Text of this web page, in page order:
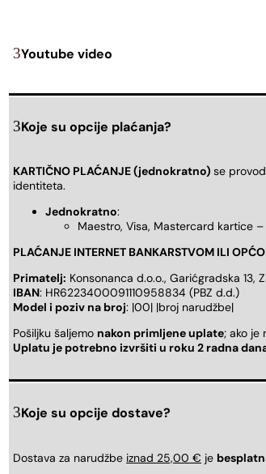
Youtube video
Koje su opcije plaćanja?
KARTIČNO PLAĆANJE (jednokratno) se
identiteta.
Jednokratno:
Maestro, Visa, Mastercard kartice –
PLAĆANJE INTERNET BANKARSTVOM ILI
Primatelj: Konsonanca d.o.o., Garićgradska 13,
IBAN: HR6223400091110958834 (PBZ d.d.)
Model i poziv na broj: |00| |broj narudžbe|
Pošiljku šaljemo nakon primljene uplate; ako je
Uplatu je potrebno izvršiti u roku 2 radna
Koje su opcije dostave?
Dostava za narudžbe iznad 25,00 € je